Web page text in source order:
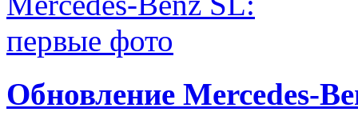
Обновление Mercedes-